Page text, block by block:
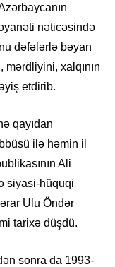
nəticəsində
dəfələrlə bəyan
xalqının
etdirib.
qayıdan
ilə həmin il
Ali
siyasi-hüquqi
Ulu Öndər
tarixə düşdü.
sonra da 1993-